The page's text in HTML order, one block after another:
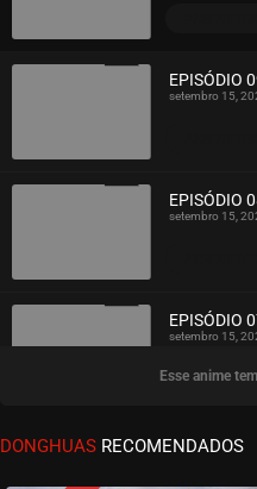
EPISÓDIO
setembro 15,
EPISÓDIO
setembro 15,
EPISÓDIO
setembro 15,
EPISÓDIO 06
Esse anime
DONGHUAS RECOMENDADOS